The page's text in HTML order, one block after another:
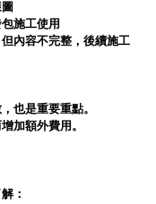
施工使用
內容不完整，後續施工
也是重要重點。
加額外費用。
：